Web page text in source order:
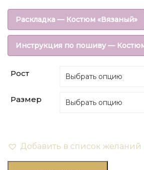
цена
₽270.00.
цена:
Раскладка — Костюм «Вязаный»
Инструкция по пошиву —
Рост
Размер
Добавить в список желаний